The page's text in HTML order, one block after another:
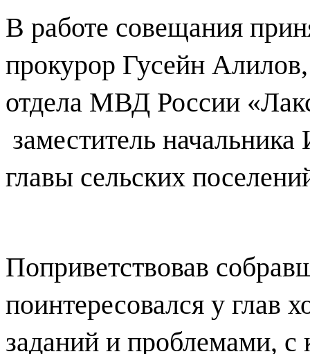
В работе совещания
прокурор Гусейн
отдела МВД России
заместитель
главы сельских
Поприветствовав
поинтересовался у глав
заданий и проблемами,